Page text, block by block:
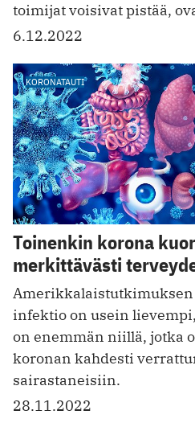
toimijat voisivat pistää,
6.12.2022
KORONATAUTI
Toinenkin korona
merkittävästi
infektio on usein
on enemmän niillä, jotka
koronan kahdesti
sairastaneisiin.
28.11.2022